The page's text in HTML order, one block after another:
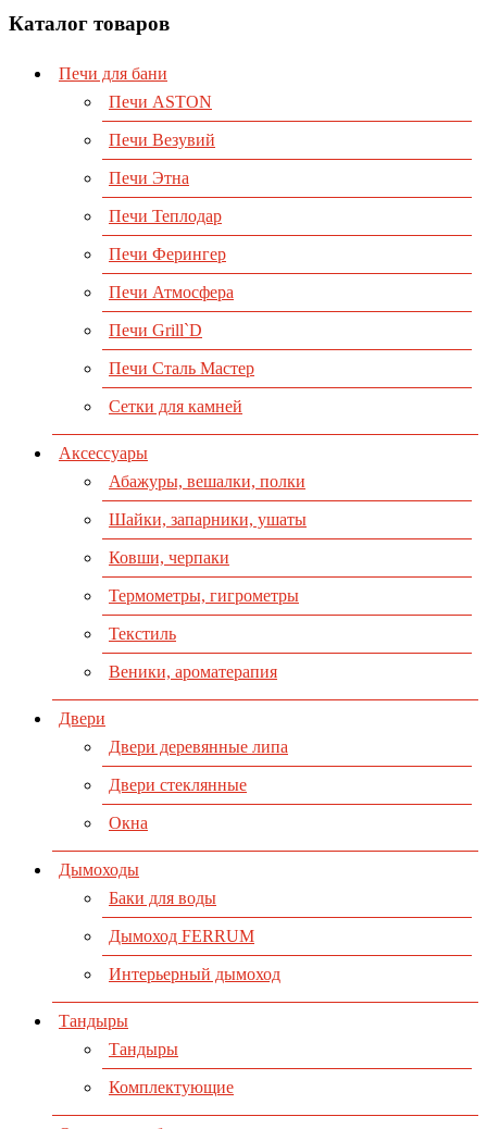
Каталог товаров
Печи для бани
Печи ASTON
Печи Везувий
Печи Этна
Печи Теплодар
Печи Ферингер
Печи Атмосфера
Печи Grill`D
Печи Сталь Мастер
Сетки для камней
Аксессуары
Абажуры, вешалки, полки
Шайки, запарники, ушаты
Ковши, черпаки
Термометры, гигрометры
Текстиль
Веники, ароматерапия
Двери
Двери деревянные липа
Двери стеклянные
Окна
Дымоходы
Баки для воды
Дымоход FERRUM
Интерьерный дымоход
Тандыры
Тандыры
Комплектующие